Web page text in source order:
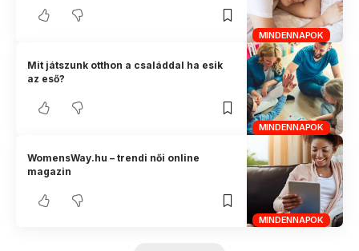
MINDENNAPOK
MINDENNAPOK
Mit játszunk otthon a családdal ha esik
az eső?
MINDENNAPOK
WomensWay.hu – trendi női online
magazin